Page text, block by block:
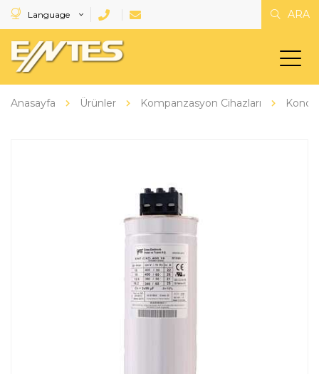
Language ARA
Anasayfa Ürünler Kompanzasyon Cihazları